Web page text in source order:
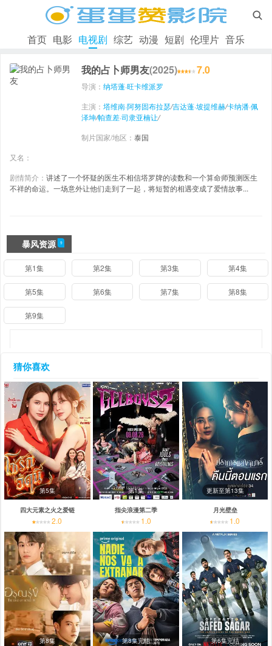

首页 电影 电视剧 综艺 动漫 短剧 伦理片 音乐
我的占卜师男友(2025) 7.0
导演： 纳塔蓬·旺卡维派罗
主演： 塔维南·阿努固布拉瑟/吉达蓬·坡提维赫/卡纳潘·佩
泽坤/帕查差·司隶亚楠让/
制片国家/地区： 泰国
又名：
剧情简介： 讲述了一个怀疑的医生不相信塔罗牌的读数和一个算命师预测医生
不祥的命运。一场意外让他们走到了一起，将短暂的相遇变成了爱情故事...
暴风资源 9
第1集 第2集 第3集 第4集
第5集 第6集 第7集 第8集
第9集
猜你喜欢
第5集
四大元素之火之爱链
2.0
第1集
指尖浪漫第二季
1.0
更新至第13集
月光壁垒
1.0
第8集 第8集完结 第6集完结